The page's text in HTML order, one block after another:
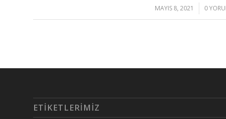
MAYIS 8, 2021
/ 0 /
ETIKETLERIMIZ